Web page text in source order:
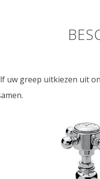
uw greep uitkiezen uit